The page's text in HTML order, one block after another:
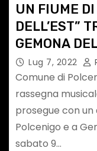
UN FIUME
DELL’EST”
GEMONA
SUL PALCO
Lug 7, 2022
Comune di
rassegna
prosegue con
Polcenigo e a
sabato 9…